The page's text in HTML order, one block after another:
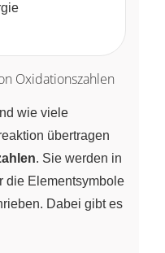
Oxidationszahlen
wie viele
übertragen
. Sie werden in
die Elementsymbole
Dabei gibt es